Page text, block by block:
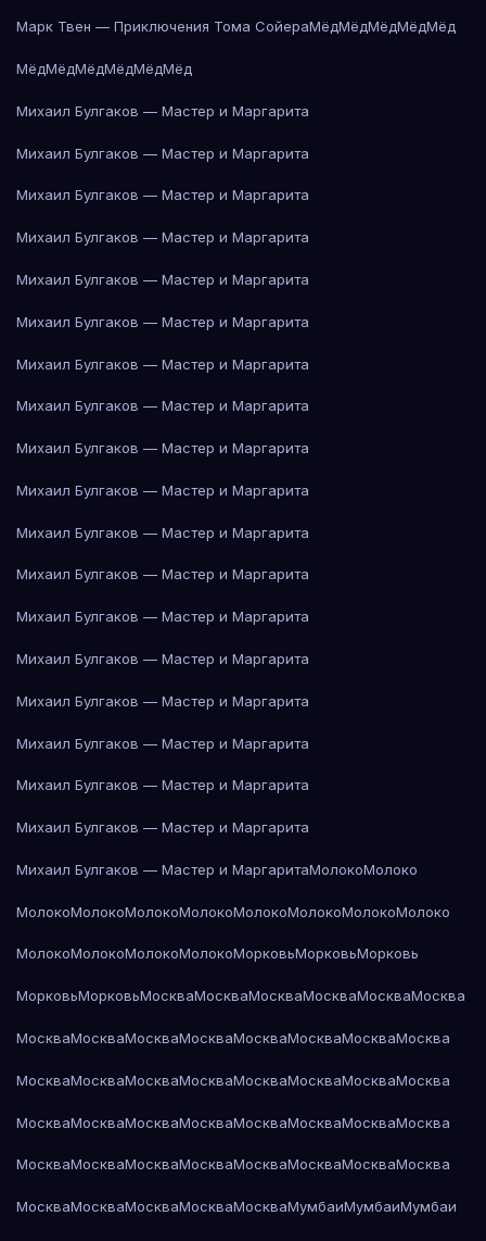
Марк Твен — Приключения Тома СойераМёдМёдМёдМёдМёд
МёдМёдМёдМёдМёдМёд
Михаил Булгаков — Мастер и Маргарита
Михаил Булгаков — Мастер и Маргарита
Михаил Булгаков — Мастер и Маргарита
Михаил Булгаков — Мастер и Маргарита
Михаил Булгаков — Мастер и Маргарита
Михаил Булгаков — Мастер и Маргарита
Михаил Булгаков — Мастер и Маргарита
Михаил Булгаков — Мастер и Маргарита
Михаил Булгаков — Мастер и Маргарита
Михаил Булгаков — Мастер и Маргарита
Михаил Булгаков — Мастер и Маргарита
Михаил Булгаков — Мастер и Маргарита
Михаил Булгаков — Мастер и Маргарита
Михаил Булгаков — Мастер и Маргарита
Михаил Булгаков — Мастер и Маргарита
Михаил Булгаков — Мастер и Маргарита
Михаил Булгаков — Мастер и Маргарита
Михаил Булгаков — Мастер и Маргарита
Михаил Булгаков — Мастер и МаргаритаМолокоМолоко
МолокоМолокоМолокоМолокоМолокоМолокоМолокоМолоко
МолокоМолокоМолокоМолокоМорковьМорковьМорковь
МорковьМорковьМоскваМоскваМоскваМоскваМоскваМосква
МоскваМоскваМоскваМоскваМоскваМоскваМоскваМосква
МоскваМоскваМоскваМоскваМоскваМоскваМоскваМосква
МоскваМоскваМоскваМоскваМоскваМоскваМоскваМосква
МоскваМоскваМоскваМоскваМоскваМоскваМоскваМосква
МоскваМоскваМоскваМоскваМоскваМумбаиМумбаиМумбаи